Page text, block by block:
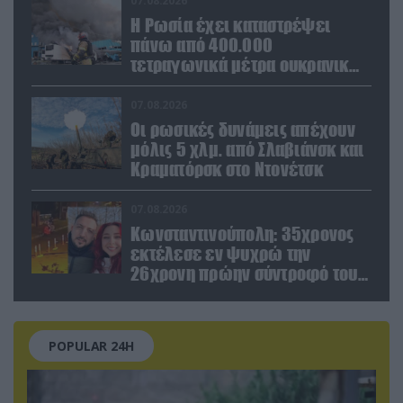
Η Ρωσία έχει καταστρέψει
πάνω από 400.000
τετραγωνικά μέτρα ουκρανικών
εγκαταστάσεων τον Ιούλιο
Οι ρωσικές δυνάμεις απέχουν
μόλις 5 χλμ. από Σλαβιάνσκ και
Κραματόρσκ στο Ντονέτσκ
Κωνσταντινούπολη: 35χρονος
εκτέλεσε εν ψυχρώ την
26χρονη πρώην σύντροφό του
POPULAR 24H